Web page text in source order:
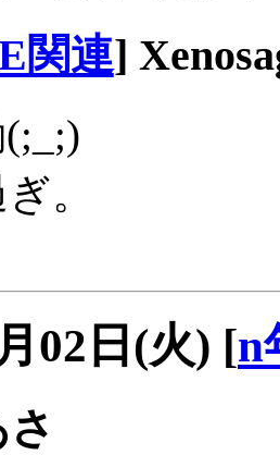
関連]
。
02日(火) [n